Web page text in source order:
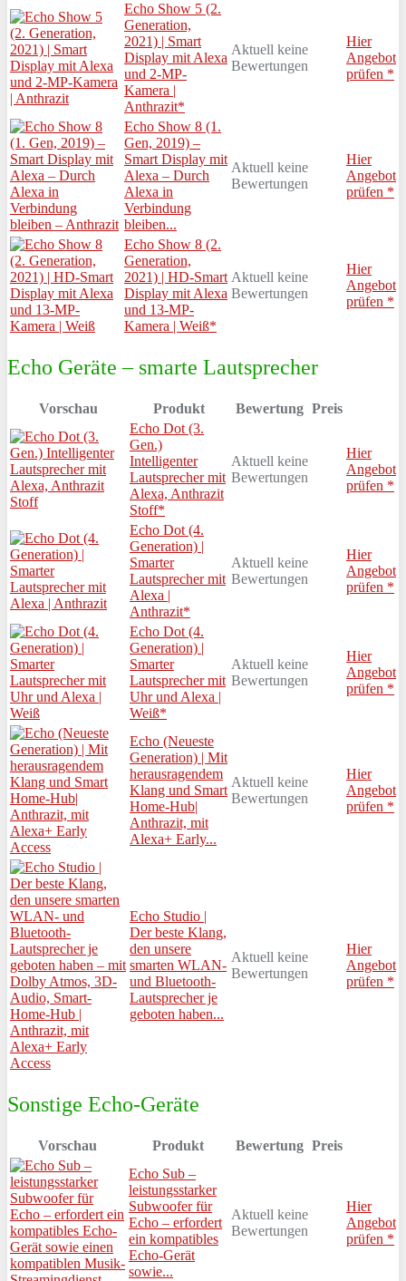
Echo Show 5 (2.
Generation,
2021) | Smart
Display mit Alexa
und 2-MP-
Kamera |
Anthrazit*
Aktuell keine
Bewertungen
Hier
Angebot
prüfen *
Echo Show 8 (1.
Gen, 2019) –
Smart Display mit
Alexa – Durch
Alexa in
Verbindung
bleiben...
Aktuell keine
Bewertungen
Hier
Angebot
prüfen *
Echo Show 8 (2.
Generation,
2021) | HD-Smart
Display mit Alexa
und 13-MP-
Kamera | Weiß*
Aktuell keine
Bewertungen
Hier
Angebot
prüfen *
Echo Geräte – smarte Lautsprecher
Vorschau Produkt Bewertung Preis
Echo Dot (3.
Gen.)
Intelligenter
Lautsprecher mit
Alexa, Anthrazit
Stoff*
Aktuell keine
Bewertungen
Hier
Angebot
prüfen *
Echo Dot (4.
Generation) |
Smarter
Lautsprecher mit
Alexa |
Anthrazit*
Aktuell keine
Bewertungen
Hier
Angebot
prüfen *
Echo Dot (4.
Generation) |
Smarter
Lautsprecher mit
Uhr und Alexa |
Weiß*
Aktuell keine
Bewertungen
Hier
Angebot
prüfen *
Echo (Neueste
Generation) | Mit
herausragendem
Klang und Smart
Home-Hub|
Anthrazit, mit
Alexa+ Early...
Aktuell keine
Bewertungen
Hier
Angebot
prüfen *
Echo Studio |
Der beste Klang,
den unsere
smarten WLAN-
und Bluetooth-
Lautsprecher je
geboten haben...
Aktuell keine
Bewertungen
Hier
Angebot
prüfen *
Sonstige Echo-Geräte
Vorschau Produkt Bewertung Preis
Echo Sub –
leistungsstarker
Subwoofer für
Echo – erfordert
ein kompatibles
Echo-Gerät
sowie...
Aktuell keine
Bewertungen
Hier
Angebot
prüfen *